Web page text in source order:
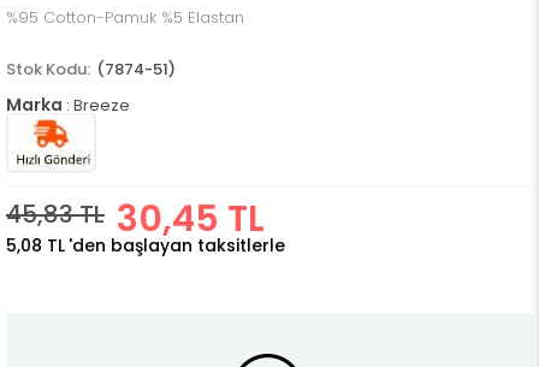
%95 Cotton-Pamuk %5 Elastan
(7874-51)
Marka : Breeze
45,83 TL 30,45 TL
5,08 TL 'den başlayan taksitlerle